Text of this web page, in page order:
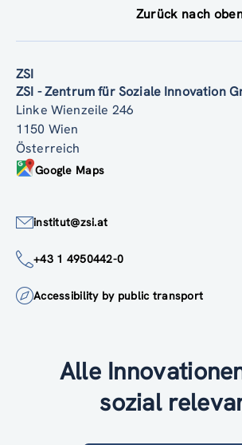
Zurück nach
ZSI
ZSI - Zentrum für Soziale Innovation
Linke Wienzeile 246
1150 Wien
Österreich
Google Maps
institut@zsi.at
+43 1 4950442-0
Accessibility by public transport
Alle
sozial